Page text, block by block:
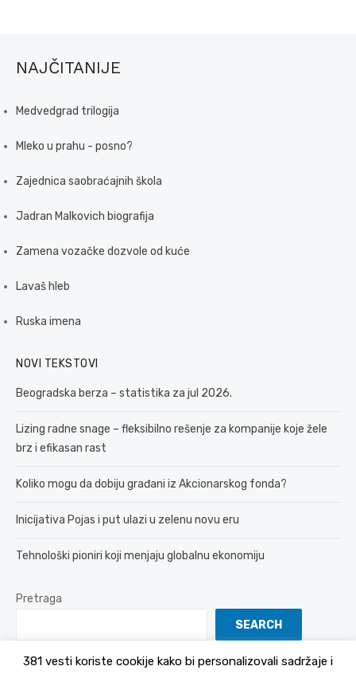
NAJČITANIJE
Medvedgrad trilogija
Mleko u prahu - posno?
Zajednica saobraćajnih škola
Jadran Malkovich biografija
Zamena vozačke dozvole od kuće
Lavaš hleb
Ruska imena
NOVI TEKSTOVI
Beogradska berza – statistika za jul 2026.
Lizing radne snage – fleksibilno rešenje za kompanije koje žele
brz i efikasan rast
Koliko mogu da dobiju građani iz Akcionarskog fonda?
Inicijativa Pojas i put ulazi u zelenu novu eru
Tehnološki pioniri koji menjaju globalnu ekonomiju
Pretraga
SEARCH
381 vesti koriste cookije kako bi personalizovali sadržaje i